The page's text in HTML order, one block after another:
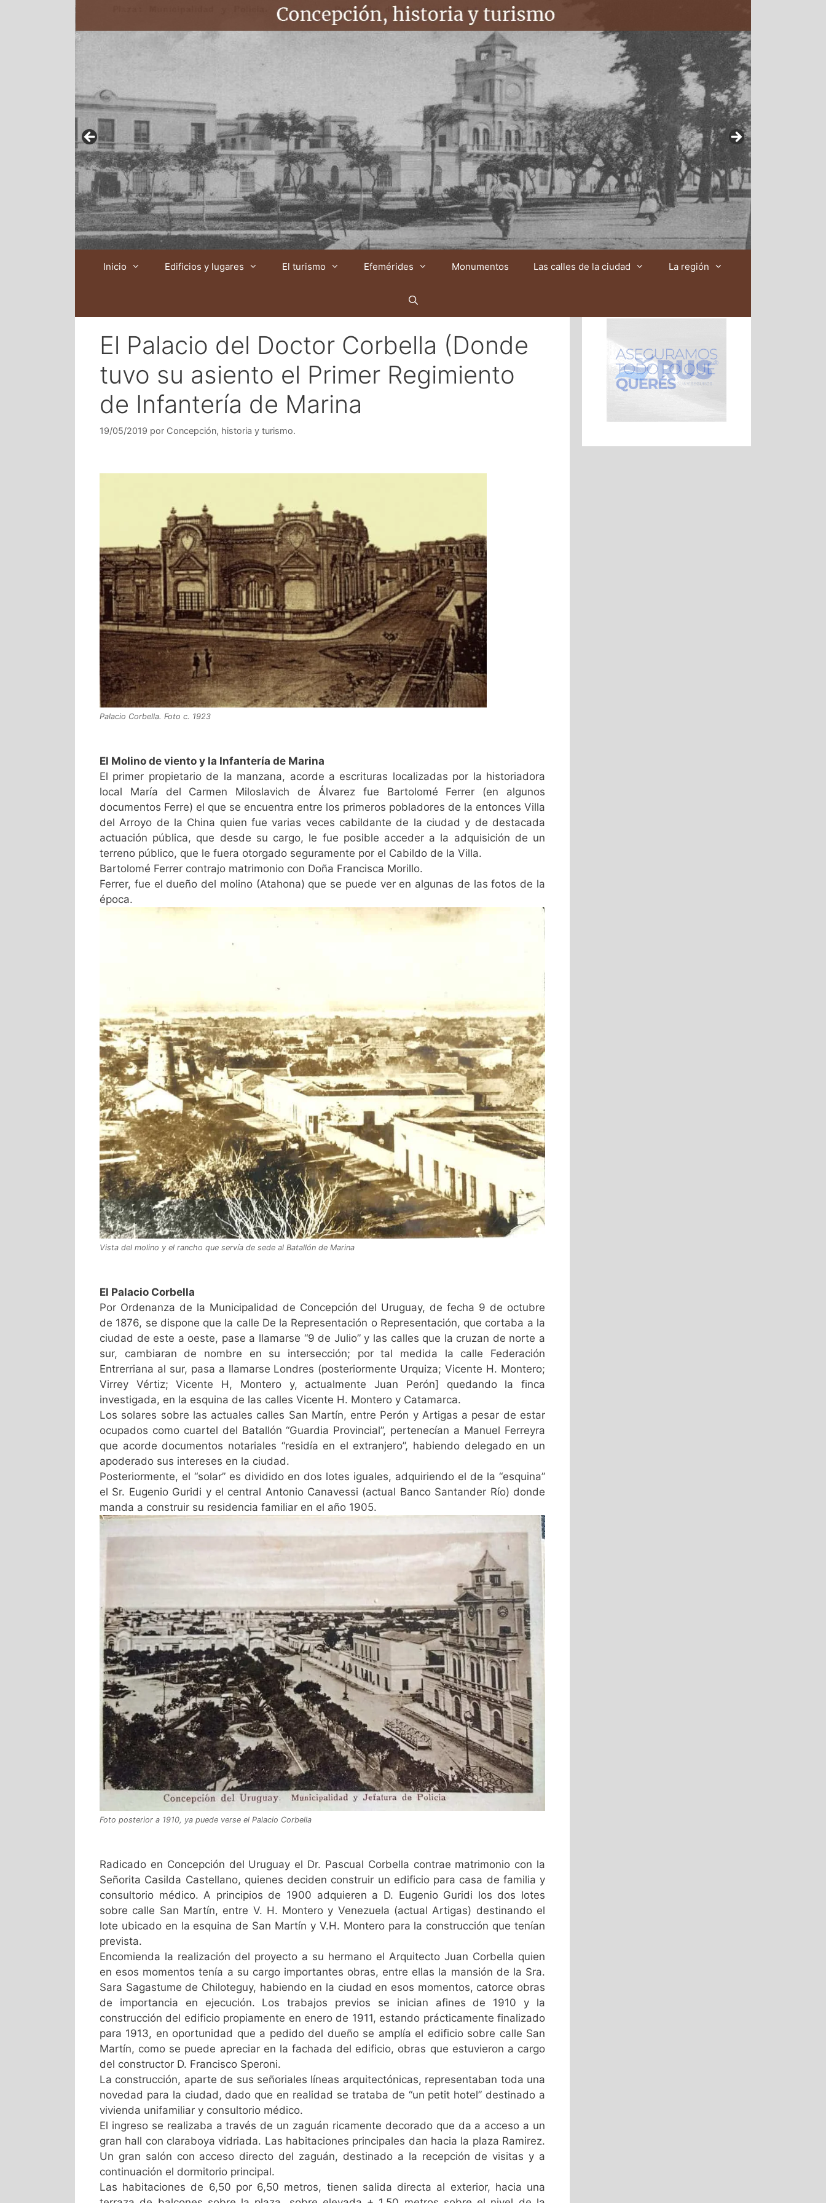
Inicio Edificios y lugares El turismo Efemérides Monumentos Las calles de la ciudad La región
El Palacio del Doctor Corbella (Donde
tuvo su asiento el Primer Regimiento
de Infantería de Marina
19/05/2019 por Concepción, historia y turismo.
Palacio Corbella. Foto c. 1923
El Molino de viento y la Infantería de Marina
El primer propietario de la manzana, acorde a escrituras localizadas por la historiadora
local María del Carmen Miloslavich de Álvarez fue Bartolomé Ferrer (en algunos
documentos Ferre) el que se encuentra entre los primeros pobladores de la entonces Villa
del Arroyo de la China quien fue varias veces cabildante de la ciudad y de destacada
actuación pública, que desde su cargo, le fue posible acceder a la adquisición de un
terreno público, que le fuera otorgado seguramente por el Cabildo de la Villa.
Bartolomé Ferrer contrajo matrimonio con Doña Francisca Morillo.
Ferrer, fue el dueño del molino (Atahona) que se puede ver en algunas de las fotos de la
época.
Vista del molino y el rancho que servía de sede al Batallón de Marina
El Palacio Corbella
Por Ordenanza de la Municipalidad de Concepción del Uruguay, de fecha 9 de octubre
de 1876, se dispone que la calle De la Representación o Representación, que cortaba a la
ciudad de este a oeste, pase a llamarse “9 de Julio” y las calles que la cruzan de norte a
sur, cambiaran de nombre en su intersección; por tal medida la calle Federación
Entrerriana al sur, pasa a llamarse Londres (posteriormente Urquiza; Vicente H. Montero;
Virrey Vértiz; Vicente H, Montero y, actualmente Juan Perón] quedando la finca
investigada, en la esquina de las calles Vicente H. Montero y Catamarca.
Los solares sobre las actuales calles San Martín, entre Perón y Artigas a pesar de estar
ocupados como cuartel del Batallón “Guardia Provincial”, pertenecían a Manuel Ferreyra
que acorde documentos notariales “residía en el extranjero”, habiendo delegado en un
apoderado sus intereses en la ciudad.
Posteriormente, el “solar” es dividido en dos lotes iguales, adquiriendo el de la “esquina”
el Sr. Eugenio Guridi y el central Antonio Canavessi (actual Banco Santander Río) donde
manda a construir su residencia familiar en el año 1905.
Foto posterior a 1910, ya puede verse el Palacio Corbella
Radicado en Concepción del Uruguay el Dr. Pascual Corbella contrae matrimonio con la
Señorita Casilda Castellano, quienes deciden construir un edificio para casa de familia y
consultorio médico. A principios de 1900 adquieren a D. Eugenio Guridi los dos lotes
sobre calle San Martín, entre V. H. Montero y Venezuela (actual Artigas) destinando el
lote ubicado en la esquina de San Martín y V.H. Montero para la construcción que tenían
prevista.
Encomienda la realización del proyecto a su hermano el Arquitecto Juan Corbella quien
en esos momentos tenía a su cargo importantes obras, entre ellas la mansión de la Sra.
Sara Sagastume de Chiloteguy, habiendo en la ciudad en esos momentos, catorce obras
de importancia en ejecución. Los trabajos previos se inician afines de 1910 y la
construcción del edificio propiamente en enero de 1911, estando prácticamente finalizado
para 1913, en oportunidad que a pedido del dueño se amplía el edificio sobre calle San
Martín, como se puede apreciar en la fachada del edificio, obras que estuvieron a cargo
del constructor D. Francisco Speroni.
La construcción, aparte de sus señoriales líneas arquitectónicas, representaban toda una
novedad para la ciudad, dado que en realidad se trataba de “un petit hotel” destinado a
vivienda unifamiliar y consultorio médico.
El ingreso se realizaba a través de un zaguán ricamente decorado que da a acceso a un
gran hall con claraboya vidriada. Las habitaciones principales dan hacia la plaza Ramirez.
Un gran salón con acceso directo del zaguán, destinado a la recepción de visitas y a
continuación el dormitorio principal.
Las habitaciones de 6,50 por 6,50 metros, tienen salida directa al exterior, hacia una